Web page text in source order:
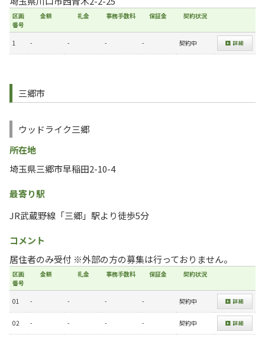
区画
番号
金額 礼金 事務手数料 保証金 契約状況
1 - - - - 契約中
三郷市
ウッドライク三郷
所在地
埼玉県三郷市早稲田2-10-4
最寄り駅
JR武蔵野線「三郷」駅より徒歩5分
コメント
居住者のみ受付 ※外部の方の募集は行っておりません。
区画
番号
金額 礼金 事務手数料 保証金 契約状況
01 - - - - 契約中
02 - - - - 契約中